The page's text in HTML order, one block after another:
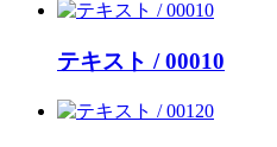
テキスト / 00010